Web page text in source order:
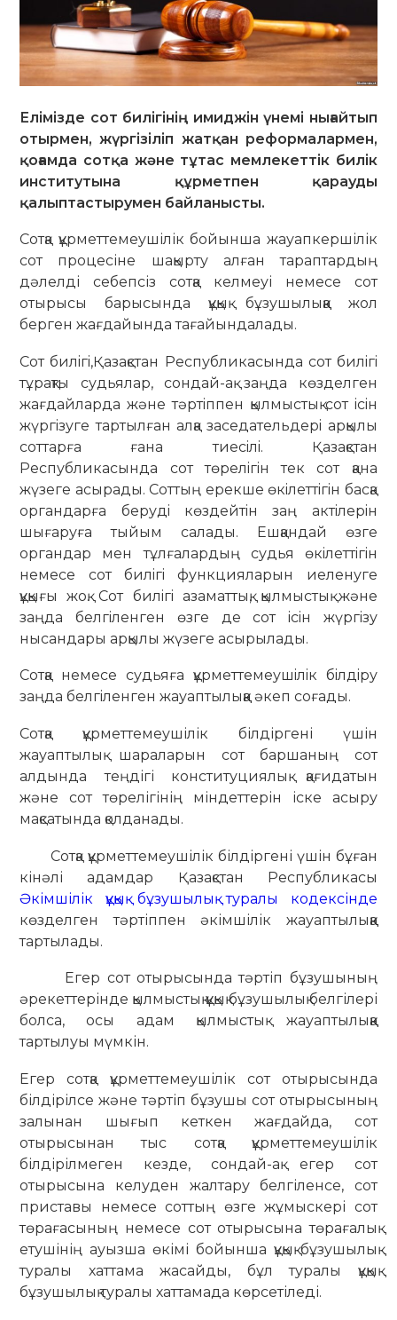
Елімізде сот билігінің имиджін үнемі нығайтып
отырмен, жүргізіліп жатқан реформалармен,
қоғамда сотқа және тұтас мемлекеттік билік
институтына құрметпен қарауды
қалыптастырумен байланысты.
Сотқа құрметтемеушілік бойынша жауапкершілік
сот процесіне шақырту алған тараптардың
дәлелді себепсіз сотқа келмеуі немесе сот
отырысы барысында құқық бұзушылыққа жол
берген жағдайында тағайындалады.
Сот билiгi,Қазақстан Республикасында сот билiгi
тұрақты судьялар, сондай-ақ заңда көзделген
жағдайларда және тәртiппен қылмыстық сот iсiн
жүргiзуге тартылған алқа заседательдерi арқылы
соттарға ғана тиесiлi. Қазақстан
Республикасында сот төрелiгiн тек сот қана
жүзеге асырады. Соттың ерекше өкiлеттiгiн басқа
органдарға берудi көздейтiн заң актiлерiн
шығаруға тыйым салады. Ешқандай өзге
органдар мен тұлғалардың судья өкiлеттiгiн
немесе сот билiгi функцияларын иеленуге
құқығы жоқ. Сот билiгi азаматтық, қылмыстық және
заңда белгiленген өзге де сот iсiн жүргiзу
нысандары арқылы жүзеге асырылады.
Сотқа немесе судьяға құрметтемеушiлiк бiлдiру
заңда белгiленген жауаптылыққа әкеп соғады.
Сотқа құрметтемеушілік білдіргені үшін
жауаптылық шараларын сот баршаның сот
алдында теңдігі конституциялық қағидатын
және сот төрелігінің міндеттерін іске асыру
мақсатында қолданады.
Сотқа құрметтемеушілік білдіргені үшін бұған
кінәлі адамдар Қазақстан Республикасы
Әкімшілік құқық бұзушылық туралы кодексінде
көзделген тәртіппен әкімшілік жауаптылыққа
тартылады.
Егер сот отырысында тәртіп бұзушының
әрекеттерінде қылмыстық құқық бұзушылық белгілері
болса, осы адам қылмыстық жауаптылыққа
тартылуы мүмкін.
Егер сотқа құрметтемеушілік сот отырысында
білдірілсе және тәртіп бұзушы сот отырысының
залынан шығып кеткен жағдайда, сот
отырысынан тыс сотқа құрметтемеушілік
білдірілмеген кезде, сондай-ақ егер сот
отырысына келуден жалтару белгіленсе, сот
приставы немесе соттың өзге жұмыскері сот
төрағасының немесе сот отырысына төрағалық
етушінің ауызша өкімі бойынша құқық бұзушылық
туралы хаттама жасайды, бұл туралы құқық
бұзушылық туралы хаттамада көрсетіледі.